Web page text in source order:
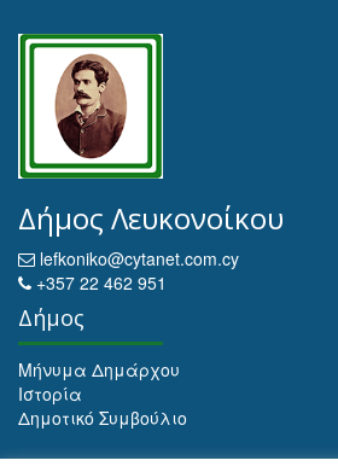
Δήμος Λευκονοίκου
lefkoniko@cytanet.com.cy
+357 22 462 951
Δήμος
Μήνυμα Δημάρχου
Ιστορία
Δημοτικό Συμβούλιο